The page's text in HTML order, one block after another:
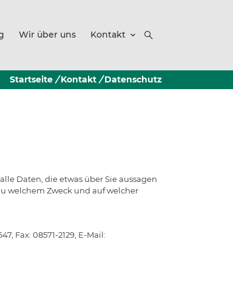
Wir über uns Kontakt
Startseite / Kontakt / Datenschutz
Daten, die etwas über Sie aussagen
welchem Zweck und auf welcher
Fax: 08571-2129, E-Mail: